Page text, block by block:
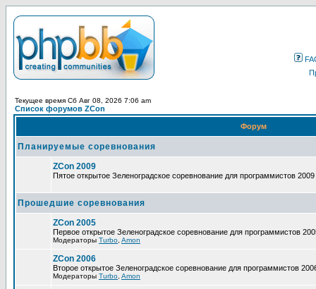
Текущее время Сб Авг 08, 2026 7:06 am
Список форумов ZCon
Форум
Планируемые соревнования
ZCon 2009
Пятое открытое Зеленоградское соревнование для программистов 2009
Прошедшие соревнования
ZCon 2005
Первое открытое Зеленоградское соревнование для программистов
Модераторы Turbo Amon
ZCon 2006
Второе открытое Зеленоградское соревнование для программистов
Модераторы Turbo Amon